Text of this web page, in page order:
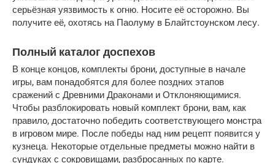
серьёзная уязвимость к огню. Носите её осторожно. Вы
получите её, охотясь на Паолуму в Блайтстоунском лесу.
Полный каталог доспехов
В конце концов, комплекты брони, доступные в начале
игры, вам понадобятся для более поздних этапов
сражений с Древними Драконами и Отклоняющимися.
Чтобы разблокировать новый комплект брони, вам, как
правило, достаточно победить соответствующего монстра
в игровом мире. После победы над ним рецепт появится у
кузнеца. Некоторые отдельные предметы можно найти в
сундуках с сокровищами, разбросанных по карте.